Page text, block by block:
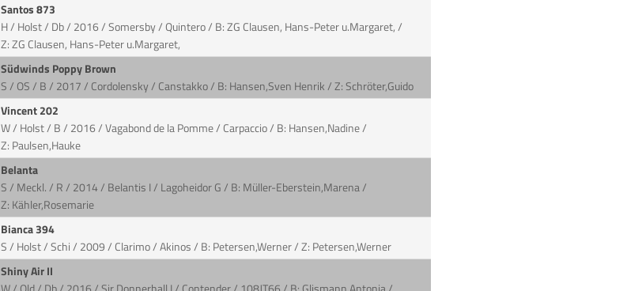
Santos 873
H / Holst / Db / 2016 / Somersby / Quintero / B: ZG Clausen, Hans-Peter u.Margaret, /
Z: ZG Clausen, Hans-Peter u.Margaret,
Südwinds Poppy Brown
S / OS / B / 2017 / Cordolensky / Canstakko / B: Hansen,Sven Henrik / Z: Schröter,Guido
Vincent 202
W / Holst / B / 2016 / Vagabond de la Pomme / Carpaccio / B: Hansen,Nadine /
Z: Paulsen,Hauke
Belanta
S / Meckl. / R / 2014 / Belantis I / Lagoheidor G / B: Müller-Eberstein,Marena /
Z: Kähler,Rosemarie
Bianca 394
S / Holst / Schi / 2009 / Clarimo / Akinos / B: Petersen,Werner / Z: Petersen,Werner
Shiny Air II